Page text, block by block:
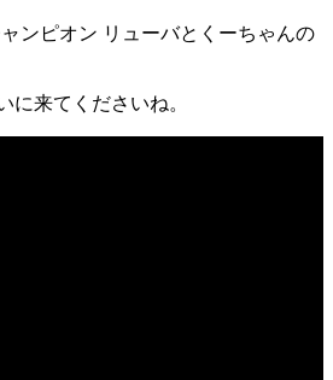
ンピオン リューバとくーちゃんの
に来てくださいね。